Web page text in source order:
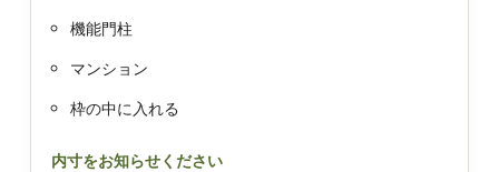
機能門柱
マンション
枠の中に入れる
内寸をお知らせください